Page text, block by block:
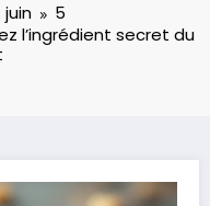
juin
5
l’ingrédient secret du